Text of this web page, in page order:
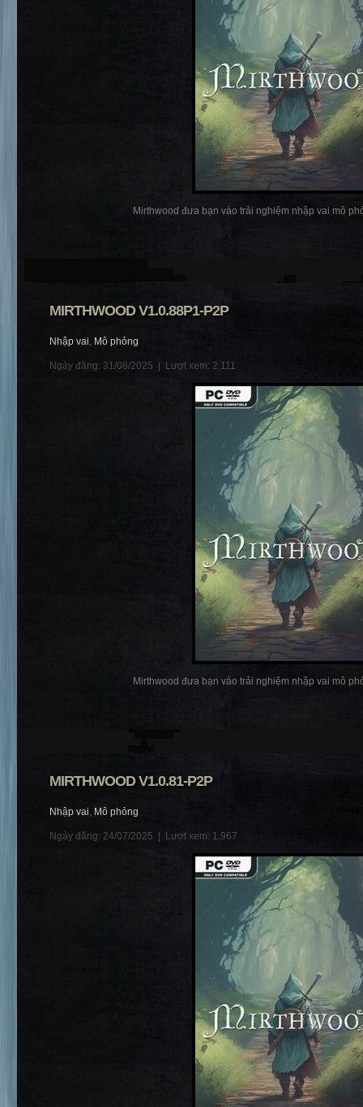
Mirthwood đưa bạn vào trải nghiệm nhập vai mô
MIRTHWOOD V1.0.88P1-P2P
Nhập vai, Mô phỏng
Ngày đăng: 31/08/2025 | Lượt xem: 2,111
Mirthwood đưa bạn vào trải nghiệm nhập vai mô
MIRTHWOOD V1.0.81-P2P
Nhập vai, Mô phỏng
Ngày đăng: 24/07/2025 | Lượt xem: 1,967